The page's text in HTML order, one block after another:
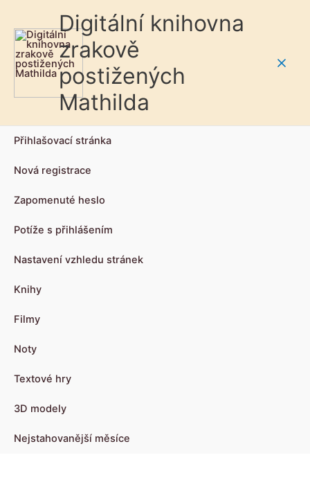
Digitální knihovna
zrakově
postižených
Mathilda
Přihlašovací stránka
Nová registrace
Zapomenuté heslo
Potíže s přihlášením
Nastavení vzhledu stránek
Knihy
Filmy
Noty
Textové hry
3D modely
Nejstahovanější měsíce